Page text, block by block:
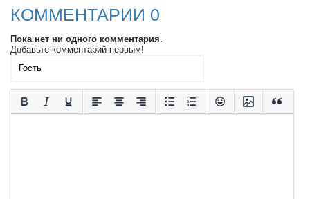
КОММЕНТАРИИ 0
Пока нет ни одного комментария.
Добавьте комментарий первым!